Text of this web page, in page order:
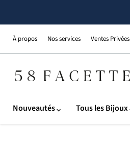
À propos Nos services Ventes Privées
Nouveautés Tous les Bijoux